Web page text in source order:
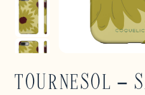
TOURNESOL –